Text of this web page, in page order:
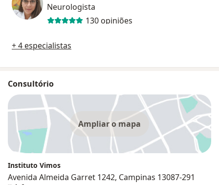
Neurologista
130 opiniões
+ 4 especialistas
Consultório
Ampliar o mapa
Instituto Vimos
Avenida Almeida Garret 1242, Campinas 13087-291